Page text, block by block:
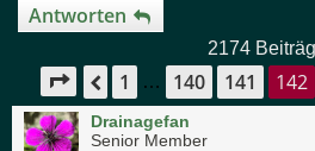
Antworten
2174
Seite 142von145
Vorherige
1 … 140 141 142
Drainagefan
Senior Member